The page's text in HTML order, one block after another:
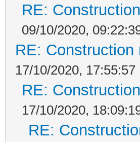
RE:
09/10/2020,
RE:
17/10/2020, 17:55:57
RE:
17/10/2020,
RE: